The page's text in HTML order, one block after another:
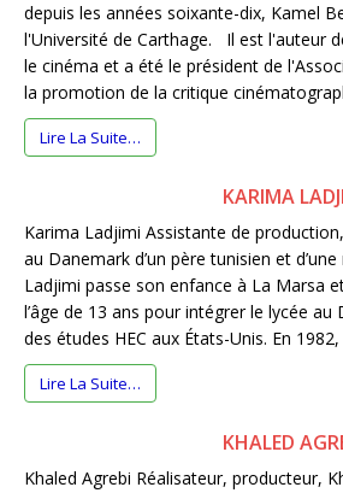
depuis les années soixante-dix, Kamel
l'Université de Carthage. Il est l'auteur
le cinéma et a été le président de
la promotion de la critique
Lire La Suite…
KARIMA
Karima Ladjimi Assistante de
au Danemark d’un père tunisien et
Ladjimi passe son enfance à La Marsa
l’âge de 13 ans pour intégrer le lycée au
des études HEC aux États-Unis. En
Lire La Suite…
KHALED
Khaled Agrebi Réalisateur, producteur,